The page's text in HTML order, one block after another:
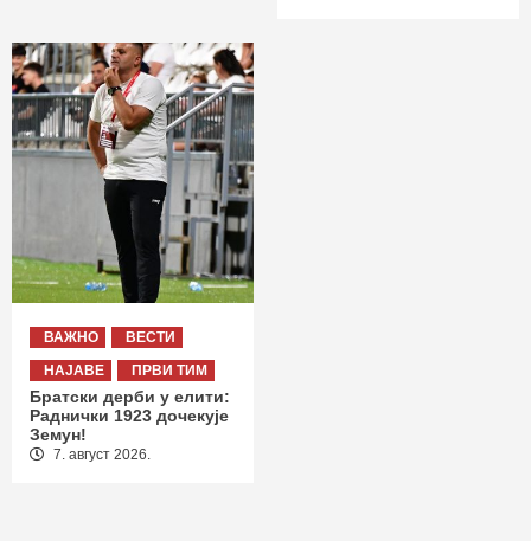
ВАЖНО
ВЕСТИ
НАЈАВЕ
ПРВИ ТИМ
Братски дерби у елити:
Раднички 1923 дочекује
Земун!
7. август 2026.